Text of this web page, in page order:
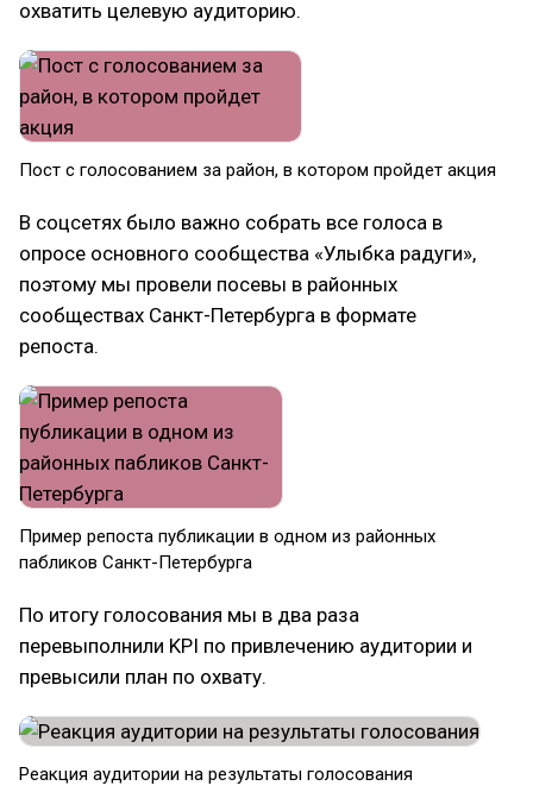
охватить целевую аудиторию.
Пост с голосованием за район, в котором пройдет акция
В соцсетях было важно собрать все голоса в
опросе основного сообщества «Улыбка радуги»,
поэтому мы провели посевы в районных
сообществах Санкт-Петербурга в формате
репоста.
Пример репоста публикации в одном из районных
пабликов Санкт-Петербурга
По итогу голосования мы в два раза
перевыполнили KPI по привлечению аудитории и
превысили план по охвату.
Реакция аудитории на результаты голосования